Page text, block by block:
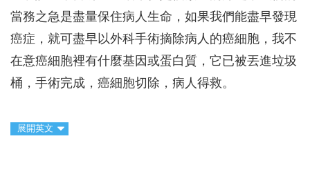
當務之急是盡量保住病人生命，如果我們能盡早發現
癌症，就可盡早以外科手術摘除病人的癌細胞，我不
在意癌細胞裡有什麼基因或蛋白質，它已被丟進垃圾
桶，手術完成，癌細胞切除，病人得救。
展開英文